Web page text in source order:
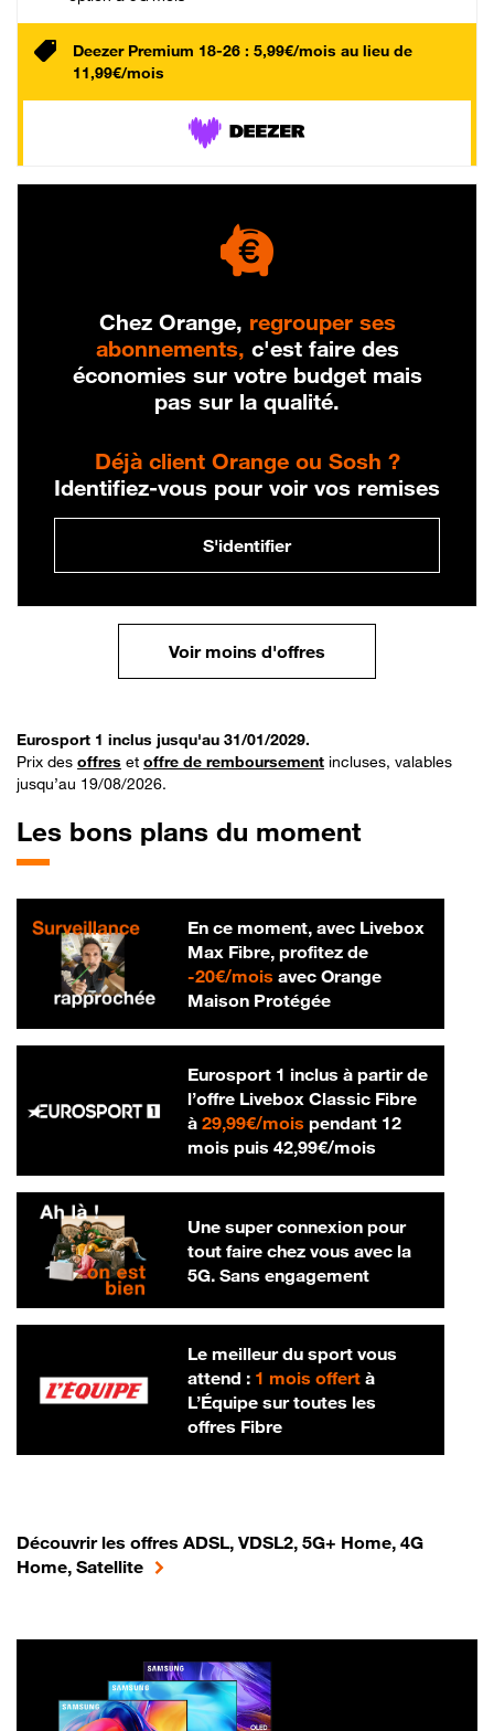
Deezer Premium 18-26 : 5,99€/mois au lieu de
11,99€/mois
Chez Orange, regrouper ses
abonnements, c'est faire des
économies sur votre budget mais
pas sur la qualité.
Déjà client Orange ou Sosh ?
Identifiez-vous pour voir vos remises
S'identifier
Voir moins d'offres
Eurosport 1 inclus jusqu'au 31/01/2029.
Prix des offres et offre de remboursement incluses, valables
jusqu’au 19/08/2026.
Les bons plans du moment
En ce moment, avec Livebox
Max Fibre, profitez de
-20€/mois20 € par mois
avec Orange
Maison Protégée
Eurosport 1 inclus à partir de
l’offre Livebox Classic Fibre
à 29,99€/mois29,99 € par mois
pendant 12
mois puis 42,99€/mois42,99 € par
Une super connexion pour
tout faire chez vous avec la
5G. Sans engagement
Le meilleur du sport vous
attend : 1 mois offertà
L’Équipe sur toutes les
offres Fibre
Découvrir les offres ADSL, VDSL2, 5G+ Home, 4G
Home, Satellite